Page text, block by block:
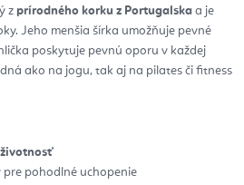
z prírodného korku z Portugalska a je
Jeho menšia šírka umožňuje pevné
poskytuje pevnú oporu v každej
ako na jogu, tak aj na pilates či fitness
pohodlné uchopenie